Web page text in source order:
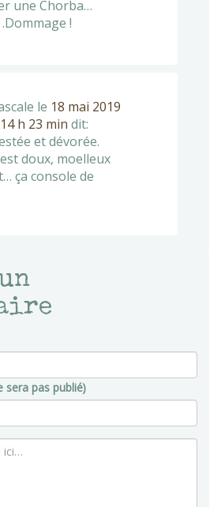
une Chorba…
!
le 18 mai 2019
h 23 min dit:
et dévorée.
doux, moelleux
ça console de
sera pas publié)